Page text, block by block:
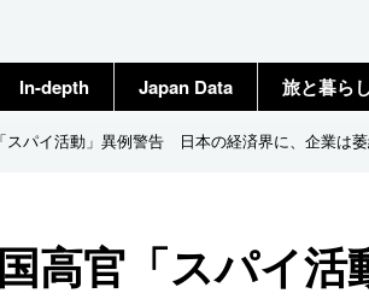
In-depth Japan Data 旅と暮ら
スパイ活動」異例警告 日本の経済界に、企業は
高官「スパイ